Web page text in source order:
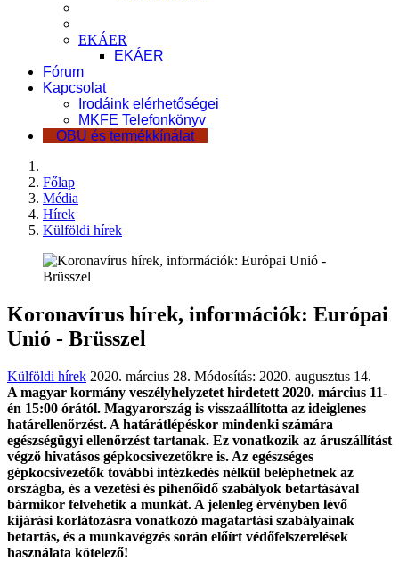
EKÁER
EKÁER
Fórum
Kapcsolat
Irodáink elérhetőségei
MKFE Telefonkönyv
OBU és termékkínálat
Főlap
Média
Hírek
Külföldi hírek
Koronavírus hírek, információk: Európai
Unió - Brüsszel
Külföldi hírek 2020. március 28. Módosítás: 2020. augusztus 14.
A magyar kormány veszélyhelyzetet hirdetett 2020. március 11-
én 15:00 órától. Magyarország is visszaállította az ideiglenes
határellenőrzést. A határátlépéskor mindenki számára
egészségügyi ellenőrzést tartanak. Ez vonatkozik az áruszállítást
végző hivatásos gépkocsivezetőkre is. Az egészséges
gépkocsivezetők további intézkedés nélkül beléphetnek az
országba, és a vezetési és pihenőidő szabályok betartásával
bármikor felvehetik a munkát. A jelenleg érvényben lévő
kijárási korlátozásra vonatkozó magatartási szabályainak
betartás, és a munkavégzés során előírt védőfelszerelések
használata kötelező!